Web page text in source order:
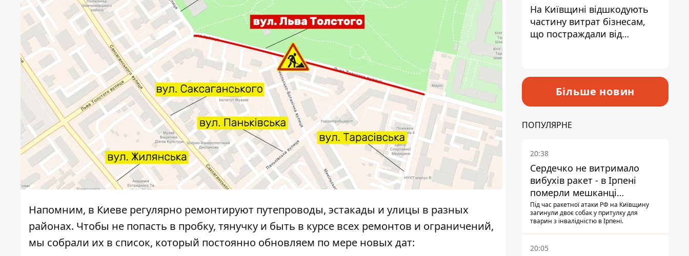
Напомним, в Киеве регулярно ремонтируют путепроводы, эстакады и улицы в разных
районах. Чтобы не попасть в пробку, тянучку и быть в курсе всех ремонтов и ограничений,
мы собрали их в список, который постоянно обновляем по мере новых дат:
На Київщині відшкодують
частину витрат бізнесам,
що постраждали від
Більше новин
ПОПУЛЯРНЕ
20:38
Сердечко не витримало
вибухів ракет - в Ірпені
померли мешканці
притулку для собак з
інвалідністю
Під час ракетної атаки РФ на Київщину
загинули двоє собак у притулку для
тварин з інвалідністю в Ірпені.
20:05